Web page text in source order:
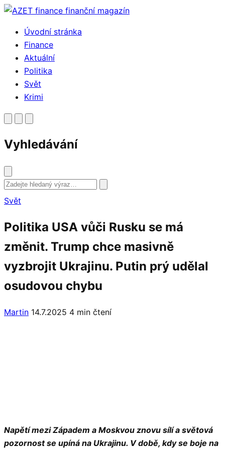
Přejít
obsahuÚvodní stránka
Finance
Aktuální
Politika
Svět
Krimi
Vyhledávání
Vyhledat
Svět
Politika USA vůči Rusku se má
změnit. Trump chce masivně
vyzbrojit Ukrajinu. Putin prý udělal
osudovou chybu
Martin 14.7.2025 4 min čtení
Napětí mezi Západem a Moskvou znovu sílí a světová
pozornost se upíná na Ukrajinu. V době, kdy se boje na